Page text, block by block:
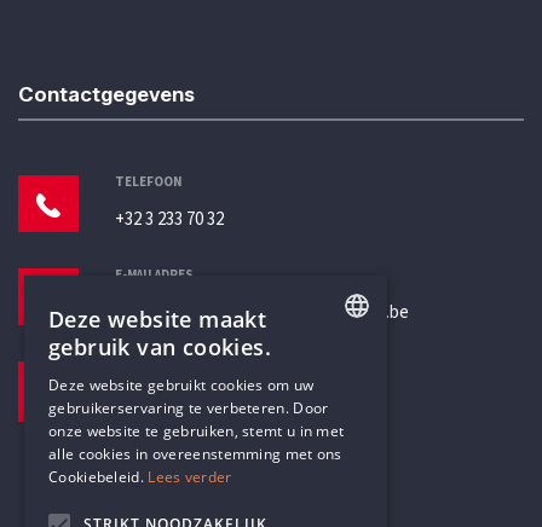
Contactgegevens
TELEFOON
+32 3 233 70 32
E-MAILADRES
secretariaat@humanistischverbond.be
Pottenbrug 4
Antwerpen, 2000
DUTCH
Deze website maakt
gebruik van cookies.
Deze website gebruikt cookies om uw
gebruikerservaring te verbeteren. Door
onze website te gebruiken, stemt u in met
alle cookies in overeenstemming met ons
Cookiebeleid. Lees verder